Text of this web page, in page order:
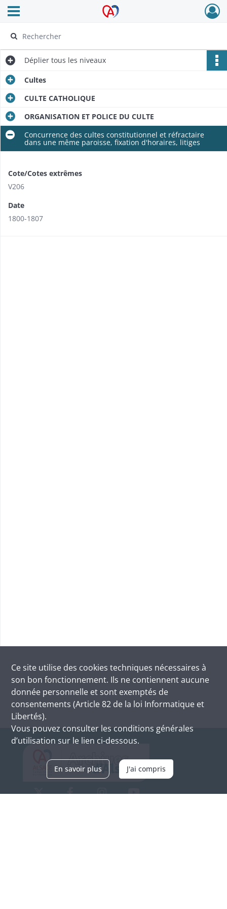
Archives Alsace - Colmar
Ouvrir le menu déroulant
Déplier tous les niveaux
Cultes
CULTE CATHOLIQUE
ORGANISATION ET POLICE DU CULTE
Concurrence des cultes constitutionnel et réfractaire
dans une même paroisse, fixation d'horaires, litiges
Cote/Cotes extrêmes
V206
Date
1800-1807
Ce site utilise des cookies techniques nécessaires à
son bon fonctionnement. Ils ne contiennent aucune
donnée personnelle et sont exemptés de
consentements (Article 82 de la loi Informatique et
Libertés).
Vous pouvez consulter les conditions générales
d’utilisation sur le lien ci-dessous.
En savoir plus J'ai compris